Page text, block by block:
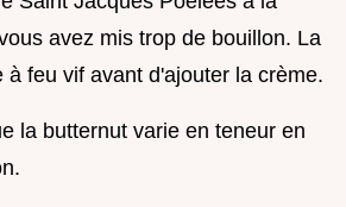
avez mis trop de bouillon. La
à feu vif avant d'ajouter la crème.
la butternut varie en teneur en